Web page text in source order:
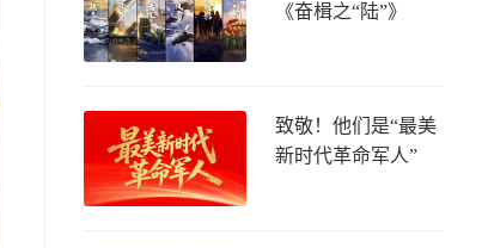
《奋楫之“陆”》
致敬！他们是“最美
新时代革命军人”